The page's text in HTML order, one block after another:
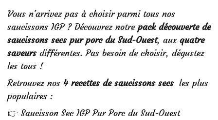
Vous n'arrivez pas à choisir parmi tous nos
saucissons IGP ? Découvrez notre pack découverte de
saucissons secs pur porc du Sud-Ouest, aux quatre
saveursdifférentes. Pas besoin de choisir, dégustez
les tous !
Retrouvez nos 4 recettes de saucissons secs les plus
populaires :
👉 Saucisson Sec IGP Pur Porc du Sud-Ouest